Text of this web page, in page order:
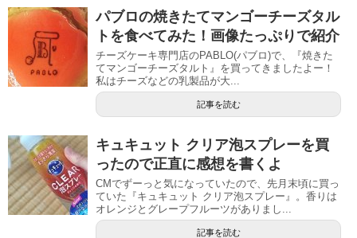
パブロの焼きたてマンゴーチーズタル
トを食べてみた！画像たっぷりで紹介
チーズケーキ専門店のPABLO(パブロ)で、『焼きた
てマンゴーチーズタルト』を買ってきましたよー！
私はチーズなどの乳製品が大...
記事を読む
キュキュット クリア泡スプレーを買
ったので正直に感想を書くよ
CMでずーっと気になっていたので、先月末頃に買っ
ていた『キュキュット クリア泡スプレー』。香りは
オレンジとグレープフルーツがありまし...
記事を読む